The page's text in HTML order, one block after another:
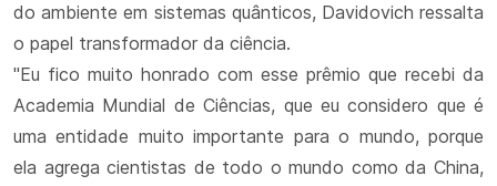
do ambiente em sistemas quânticos, Davidovich ressalta
o papel transformador da ciência.
"Eu fico muito honrado com esse prêmio que recebi da
Academia Mundial de Ciências, que eu considero que é
uma entidade muito importante para o mundo, porque
ela agrega cientistas de todo o mundo como da China,